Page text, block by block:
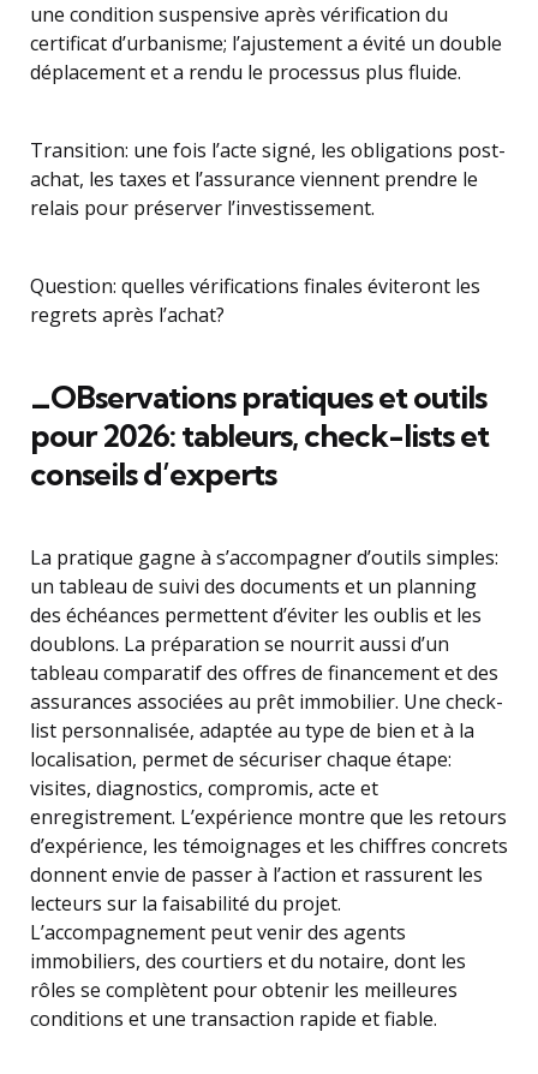
une condition suspensive après vérification du
certificat d’urbanisme; l’ajustement a évité un double
déplacement et a rendu le processus plus fluide.
Transition: une fois l’acte signé, les obligations post-
achat, les taxes et l’assurance viennent prendre le
relais pour préserver l’investissement.
Question: quelles vérifications finales éviteront les
regrets après l’achat?
_OBservations pratiques et outils
pour 2026: tableurs, check-lists et
conseils d’experts
La pratique gagne à s’accompagner d’outils simples:
un tableau de suivi des documents et un planning
des échéances permettent d’éviter les oublis et les
doublons. La préparation se nourrit aussi d’un
tableau comparatif des offres de financement et des
assurances associées au prêt immobilier. Une check-
list personnalisée, adaptée au type de bien et à la
localisation, permet de sécuriser chaque étape:
visites, diagnostics, compromis, acte et
enregistrement. L’expérience montre que les retours
d’expérience, les témoignages et les chiffres concrets
donnent envie de passer à l’action et rassurent les
lecteurs sur la faisabilité du projet.
L’accompagnement peut venir des agents
immobiliers, des courtiers et du notaire, dont les
rôles se complètent pour obtenir les meilleures
conditions et une transaction rapide et fiable.